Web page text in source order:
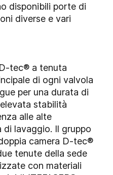
disponibili porte di
diverse e vari
tec® a tenuta
di ogni valvola
per una durata di
stabilità
alle alte
di lavaggio. Il gruppo
camera D-tec®
tenute della sede
con materiali